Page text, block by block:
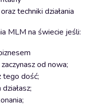
techniki działania
MLM na świecie jeśli:
od nowa;
tego dość;